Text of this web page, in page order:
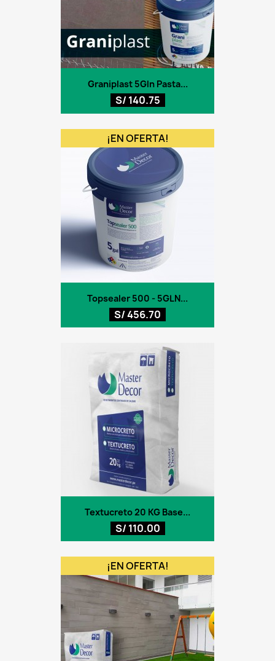
Graniplast 5Gln Pasta...
S/ 140.75
Topsealer 500 - 5GLN...
S/ 456.70
¡EN OFERTA!
Textucreto 20 KG Base...
S/ 110.00
¡EN OFERTA!